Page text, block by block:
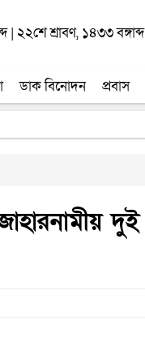
| ২২শে শ্রাবণ, ১৪৩৩ বঙ্গাব্দ
ডাক বিনোদন প্রবাস
দুই